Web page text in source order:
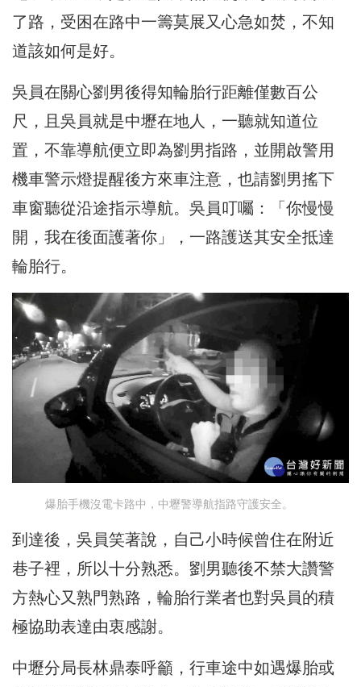
了路，受困在路中一籌莫展又心急如焚，不知
道該如何是好。
吳員在關心劉男後得知輪胎行距離僅數百公
尺，且吳員就是中壢在地人，一聽就知道位
置，不靠導航便立即為劉男指路，並開啟警用
機車警示燈提醒後方來車注意，也請劉男搖下
車窗聽從沿途指示導航。吳員叮囑：「你慢慢
開，我在後面護著你」，一路護送其安全抵達
輪胎行。
爆胎手機沒電卡路中，中壢警導航指路守護安全。
到達後，吳員笑著說，自己小時候曾住在附近
巷子裡，所以十分熟悉。劉男聽後不禁大讚警
方熱心又熟門熟路，輪胎行業者也對吳員的積
極協助表達由衷感謝。
中壢分局長林鼎泰呼籲，行車途中如遇爆胎或